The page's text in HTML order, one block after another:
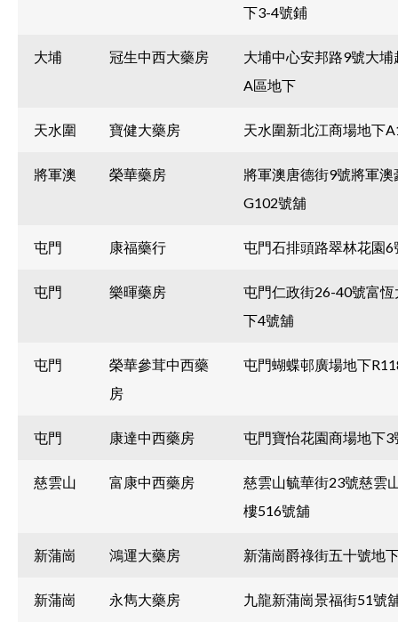
下3-4號鋪
大埔 冠生中西大藥房
大埔中心安邦路9號大埔
A區地下
天水圍 寶健大藥房 天水圍新北江商場地下
將軍澳 榮華藥房
將軍澳唐德街9號將軍澳
G102號舖
屯門 康福藥行 屯門石排頭路翠林花園6
屯門 樂暉藥房
屯門仁政街26-40號富恆
下4號舖
屯門
榮華參茸中西藥
房
屯門蝴蝶邨廣場地下
屯門 康達中西藥房 屯門寶怡花園商場地下3
慈雲山 富康中西藥房
慈雲山毓華街23號慈雲
樓516號舖
新蒲崗 鴻運大藥房 新蒲崗爵祿街五十號地
新蒲崗 永雋大藥房 九龍新蒲崗景福街51號